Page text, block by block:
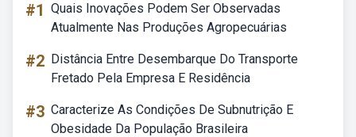
#1 Quais Inovações Podem Ser Observadas
Atualmente Nas Produções Agropecuárias
#2 Distância Entre Desembarque Do Transporte
Fretado Pela Empresa E Residência
#3 Caracterize As Condições De Subnutrição E
Obesidade Da População Brasileira